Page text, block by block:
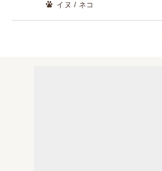
イヌ / ネコ